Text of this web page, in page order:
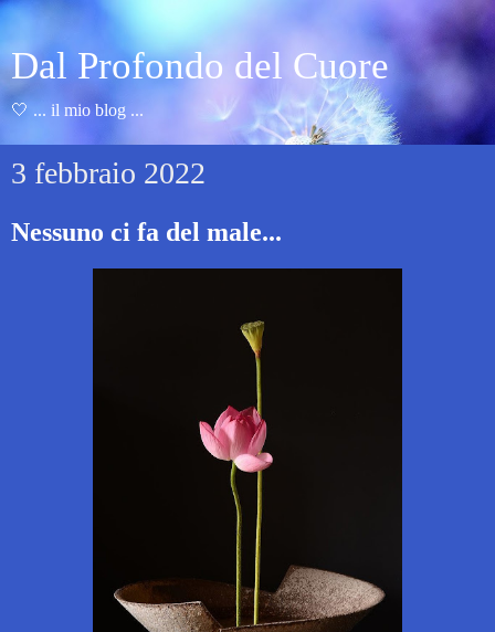
Dal Profondo del Cuore
🤍 ... il mio blog ...
3 febbraio 2022
Nessuno ci fa del male...